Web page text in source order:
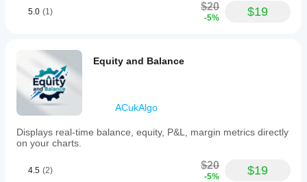
5.0 (1) $20
-5% $19
Equity and Balance
ACukAlgo
Displays real-time balance, equity, P&L, margin metrics directly
on your charts.
4.5 (2) $20
-5% $19